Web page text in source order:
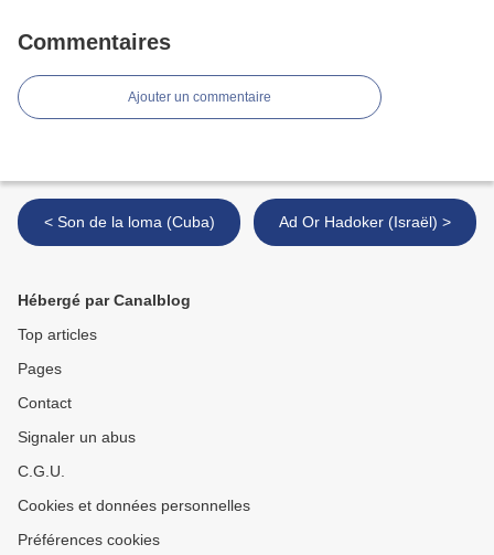
Commentaires
Ajouter un commentaire
< Son de la loma (Cuba) Ad Or Hadoker (Israël) >
Hébergé par Canalblog
Top articles
Pages
Contact
Signaler un abus
C.G.U.
Cookies et données personnelles
Préférences cookies